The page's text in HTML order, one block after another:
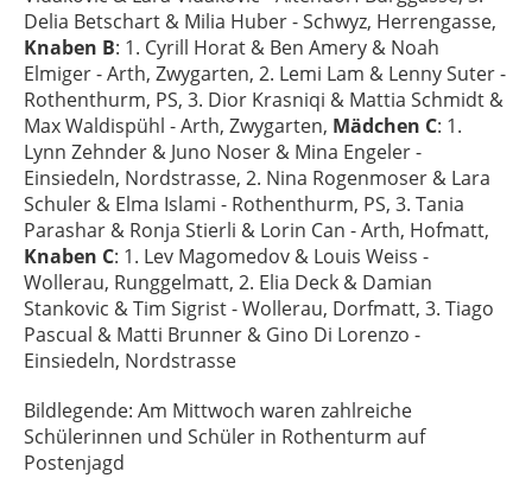
Delia Betschart & Milia Huber - Schwyz, Herrengasse,
Knaben B: 1. Cyrill Horat & Ben Amery & Noah
Elmiger - Arth, Zwygarten, 2. Lemi Lam & Lenny Suter -
Rothenthurm, PS, 3. Dior Krasniqi & Mattia Schmidt &
Max Waldispühl - Arth, Zwygarten, Mädchen C: 1.
Lynn Zehnder & Juno Noser & Mina Engeler -
Einsiedeln, Nordstrasse, 2. Nina Rogenmoser & Lara
Schuler & Elma Islami - Rothenthurm, PS, 3. Tania
Parashar & Ronja Stierli & Lorin Can - Arth, Hofmatt,
Knaben C: 1. Lev Magomedov & Louis Weiss -
Wollerau, Runggelmatt, 2. Elia Deck & Damian
Stankovic & Tim Sigrist - Wollerau, Dorfmatt, 3. Tiago
Pascual & Matti Brunner & Gino Di Lorenzo -
Einsiedeln, Nordstrasse
Bildlegende: Am Mittwoch waren zahlreiche
Schülerinnen und Schüler in Rothenturm auf
Postenjagd